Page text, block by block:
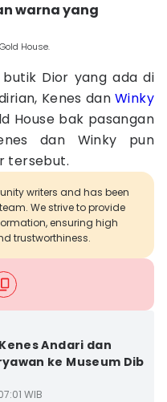
warna yang
House.
butik Dior yang ada di
Kenes dan Winky
House bak pasangan
dan Winky pun
tersebut.
writers and has been
We strive to provide
ensuring high
trustworthiness.
Andari dan
ke Museum Dib
WIB